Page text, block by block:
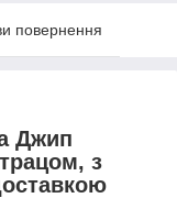
повернення
Джип
з